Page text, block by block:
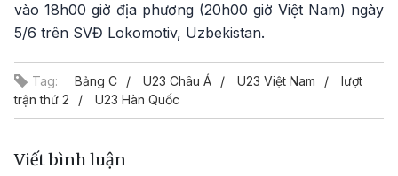
vào 18h00 giờ địa phương (20h00 giờ Việt Nam) ngày
5/6 trên SVĐ Lokomotiv, Uzbekistan.
Tag: Bảng C U23 Châu Á U23 Việt Nam
lượt
trận thứ 2
U23 Hàn Quốc
Viết bình luận